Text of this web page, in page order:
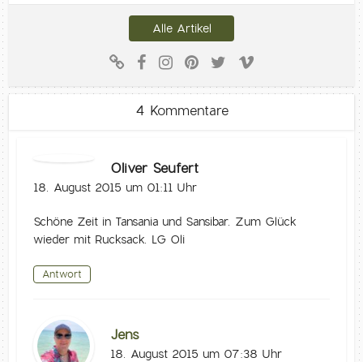
Alle Artikel
4 Kommentare
Oliver Seufert
18. August 2015 um 01:11 Uhr
Schöne Zeit in Tansania und Sansibar. Zum Glück
wieder mit Rucksack. LG Oli
Antwort
Jens
18. August 2015 um 07:38 Uhr